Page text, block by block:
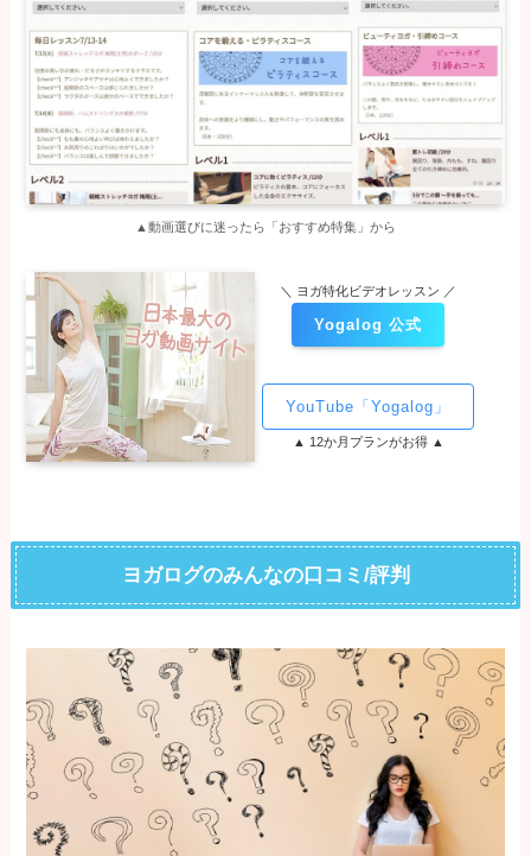
▲動画選びに迷ったら「おすすめ特集」から
＼ ヨガ特化ビデオレッスン ／
Yogalog 公式
YouTube「Yogalog」
▲ 12か月プランがお得 ▲
ヨガログのみんなの口コミ/評判